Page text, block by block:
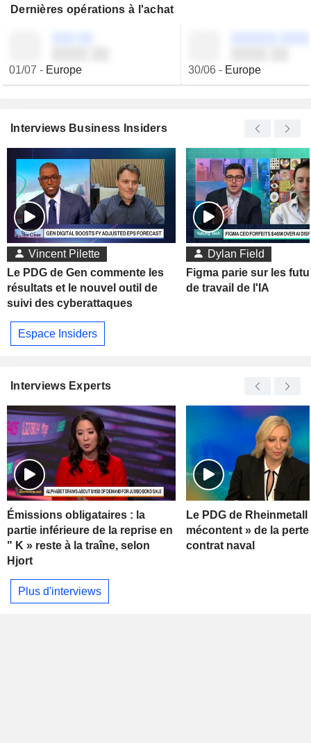
Dernières opérations à l'achat
01/07 - Europe 30/06- Europe
Interviews Business Insiders
Vincent Pilette
Le PDG de Gen commente les
résultats et le nouvel outil de
suivi des cyberattaques
Dylan Field
Figma parie sur les
de travail de l'IA
Espace Insiders
Interviews Experts
Émissions obligataires : la
partie inférieure de la reprise en
" K » reste à la traîne, selon
Hjort
Le PDG de
mécontent » de la
contrat naval
Plus d'interviews